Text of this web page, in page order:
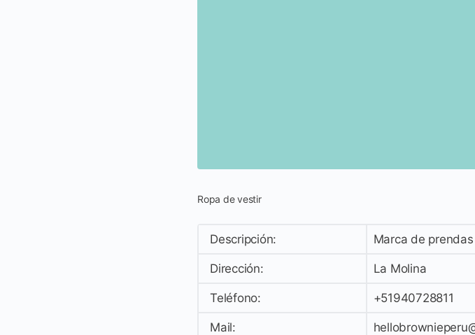
Ropa de vestir
Descripción: Marca de
Dirección: La Molina
Teléfono: +51940728811
Mail: